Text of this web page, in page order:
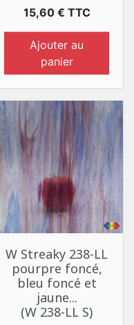
Prix
15,60 € TTC
Ajouter au
panier
W Streaky 238-LL
pourpre foncé,
bleu foncé et
jaune...
(W 238-LL S)